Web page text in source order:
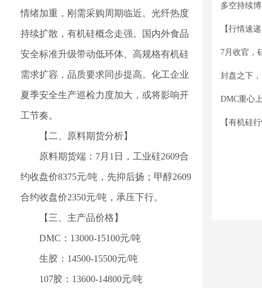
情绪加重，刚需采购周期临近。光纤热度
持续扩散，有机硅概念走强。国内外食品
安全标准升级带动低环体、高规格有机硅
需求扩容，品质要求同步提高。化工企业
夏季安全生产巡检力度加大，或将影响开
工节奏。
【二、原料期货分析】
原料期货端：7月1日，工业硅2609合
约收盘价8375元/吨，先抑后扬；甲醇2609
合约收盘价2350元/吨，承压下行。
【三、主产品价格】
DMC：13000-15100元/吨
生胶：14500-15500元/吨
107胶：13600-14800元/吨
7月收官，
封盘之下
DMC重心